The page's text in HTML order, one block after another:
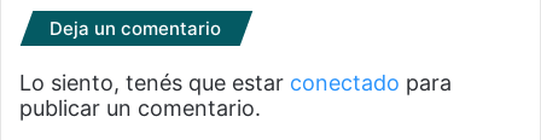
Deja un comentario
Lo siento, tenés que estar conectado para
publicar un comentario.